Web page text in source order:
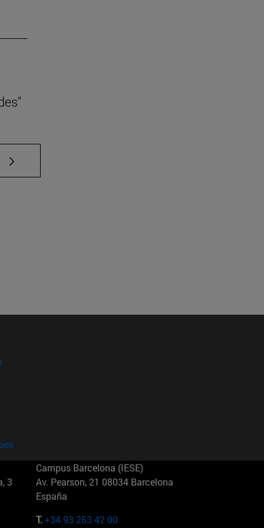
TAB para desplazarse.
3
Campus Barcelona (IESE)
Av. Pearson, 21 08034 Barcelona
España
T.+34 93 253 42 00